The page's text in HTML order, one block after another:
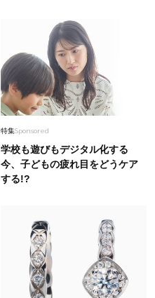
特集Sponsored
学校も遊びもデジタル化する
今、子どもの疲れ目をどうケア
する!?